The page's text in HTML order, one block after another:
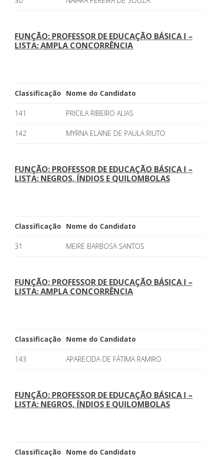
FUNÇÃO: PROFESSOR DE EDUCAÇÃO BÁSICA I –
LISTA: AMPLA CONCORRÊNCIA
Classificação Nome do Candidato
141 PRICILA RIBEIRO ALIAS
142 MYRNA ELAINE DE PAULA RIUTO
FUNÇÃO: PROFESSOR DE EDUCAÇÃO BÁSICA I –
LISTA: NEGROS, ÍNDIOS E QUILOMBOLAS
Classificação Nome do Candidato
31 MEIRE BARBOSA SANTOS
FUNÇÃO: PROFESSOR DE EDUCAÇÃO BÁSICA I –
LISTA: AMPLA CONCORRÊNCIA
Classificação Nome do Candidato
143 APARECIDA DE FÁTIMA RAMIRO
FUNÇÃO: PROFESSOR DE EDUCAÇÃO BÁSICA I –
LISTA: NEGROS, ÍNDIOS E QUILOMBOLAS
Classificação Nome do Candidato